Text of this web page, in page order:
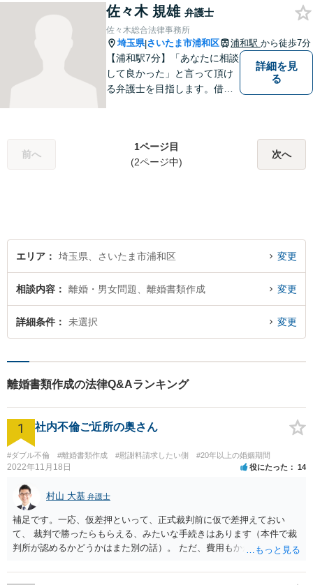
分からない」という方も多い
と思いますが、皆さんが話し
やすい環境を整えております
ので、お気軽にご相談くださ
い。
佐々木 規雄 弁護士
佐々木総合法律事務所
埼玉県|さいたま市浦和区 浦和駅 から徒歩7分
【浦和駅7分】「あなたに相談
して良かった」と言って頂け
る弁護士を目指します。借
さいませ。【近隣駐車場あ
詳細を見
る
前へ
1ページ目
(2ページ中)
次へ
エリア 埼玉県、さいたま市浦和区 変更
相談内容 離婚・男女問題、離婚書類作成 変更
詳細条件 未選択 変更
離婚書類作成の法律Q&Aランキング
1 社内不倫ご近所の奥さん
#ダブル不倫 #離婚書類作成 #慰謝料請求したい側 #20年以上の婚姻期間
2022年11月18日 役にたった 14
村山 大基 弁護士
補足です。一応、仮差押といって、正式裁判前に仮で差押えておい
て、 裁判で勝ったらもらえる、みたいな手続きはあります（本件で裁
判所が認めるかどうかはまた別の話）。 ただ、費用もかかりますし、
のであれば、 面談相談に行って詳しく話を聞いてみましょう。